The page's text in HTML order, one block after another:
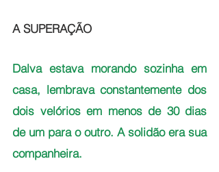
A SUPERAÇÃO
Dalva estava morando sozinha em
casa, lembrava constantemente dos
dois velórios em menos de 30 dias
de um para o outro. A solidão era sua
companheira.